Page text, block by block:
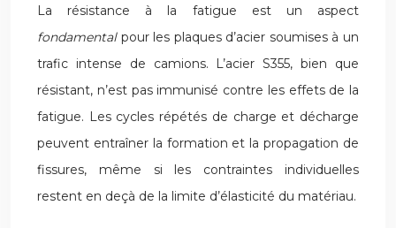
La résistance à la fatigue est un aspect
fondamental pour les plaques d’acier soumises à un
trafic intense de camions. L’acier S355, bien que
résistant, n’est pas immunisé contre les effets de la
fatigue. Les cycles répétés de charge et décharge
peuvent entraîner la formation et la propagation de
fissures, même si les contraintes individuelles
restent en deçà de la limite d’élasticité du matériau.